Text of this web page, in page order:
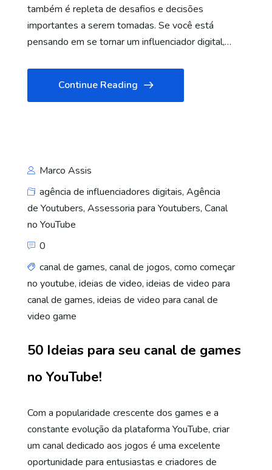
também é repleta de desafios e decisões
importantes a serem tomadas. Se você está
pensando em se tornar um influenciador digital,…
Continue Reading
Marco Assis
agência de influenciadores digitais, Agência
de Youtubers, Assessoria para Youtubers, Canal
no YouTube
0
canal de games, canal de jogos, como começar
no youtube, ideias de video, ideias de video para
canal de games, ideias de video para canal de
video game
50 Ideias para seu canal de games
no YouTube!
Com a popularidade crescente dos games e a
constante evolução da plataforma YouTube, criar
um canal dedicado aos jogos é uma excelente
oportunidade para entusiastas e criadores de